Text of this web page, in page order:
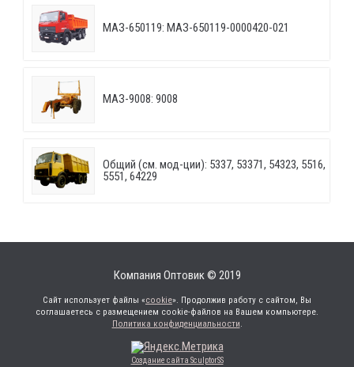
МАЗ-650119: МАЗ-650119-0000420-021
МАЗ-9008: 9008
Общий (см. мод-ции): 5337, 53371, 54323, 5516,
5551, 64229
Компания Оптовик © 2019
Сайт использует файлы «cookie». Продолжив работу с сайтом, Вы
соглашаетесь с размещением cookie-файлов на Вашем компьютере.
Политика конфиденциальности.
Создание сайта SculptorSS